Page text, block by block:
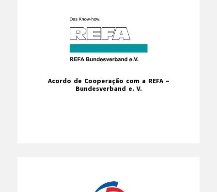
Acordo de Cooperação com a REFA –
Bundesverband e. V.